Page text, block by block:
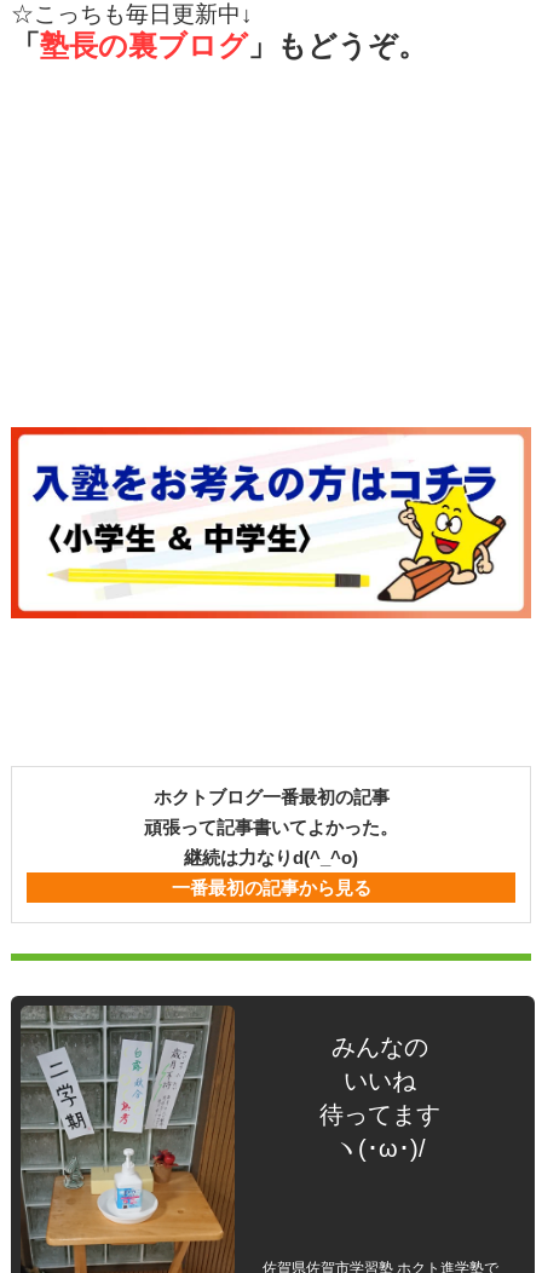
☆こっちも毎日更新中↓
「 塾長の裏ブログ」もどうぞ。
ホクトブログ一番最初の記事
頑張って記事書いてよかった。
継続は力なりd(^_^o)
一番最初の記事から見る
みんなの
いいね
待ってます
ヽ(･ω･)/
佐賀県佐賀市学習塾 ホクト進学塾で